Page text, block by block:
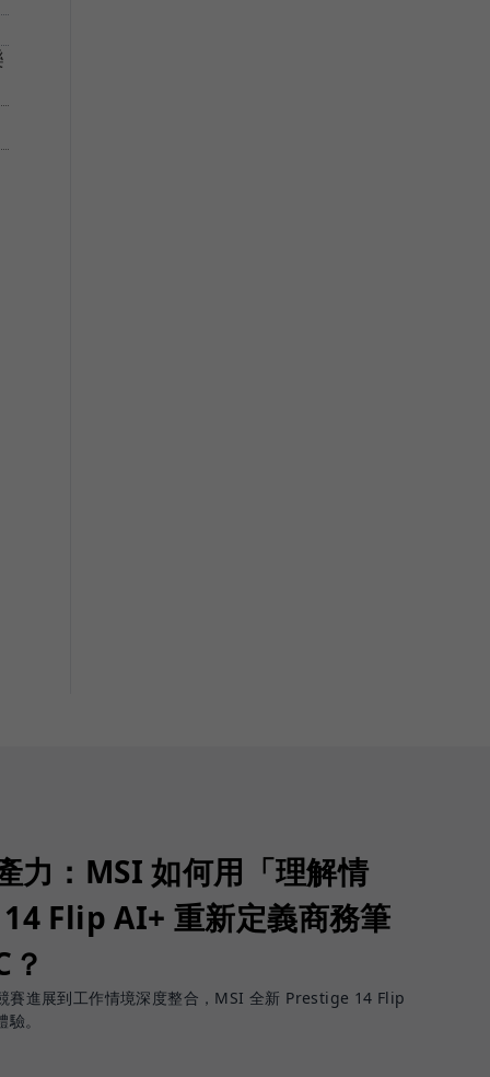
力：MSI 如何用「理解情
Flip AI+ 重新定義商務筆
賽進展到工作情境深度整合，MSI 全新 Prestige 14 Flip
。